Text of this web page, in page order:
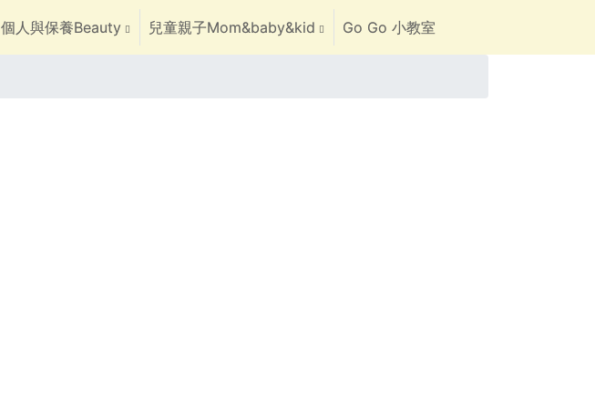
個人與保養Beauty 兒童親子Mom&baby&kid Go Go 小教室